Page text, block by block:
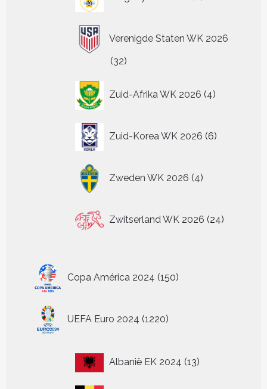
producten
Verenigde Staten WK 2026
3232
Zuid-Afrika WK 2026 4
producten
Zuid-Korea WK 2026 6
producten
Zweden WK 2026 4
producten
Zwitserland WK 2026 24
producten
Copa América 2024 150
producten
UEFA Euro 2024 1220
producten
Albanië EK 2024 1313